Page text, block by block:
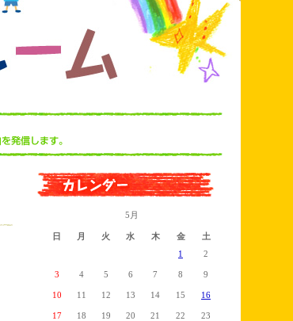
5月
日 月 火 水 木 金
土
1
2
3 4 5 6 7 8 9
10 11 12 13 14 15 16
17 18 19 20 21 22 23